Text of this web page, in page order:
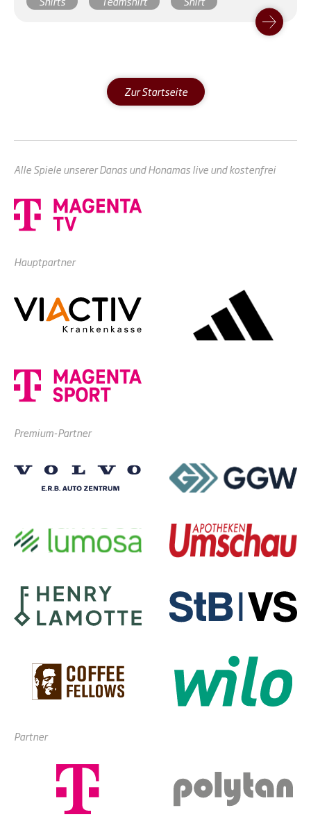
Zur Startseite
Alle Spiele unserer Danas und Honamas live und kostenfrei
Hauptpartner
Premium-Partner
Partner